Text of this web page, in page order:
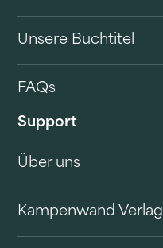
Unsere Buchtitel
FAQs
Support
Über uns
Kampenwand Verlag